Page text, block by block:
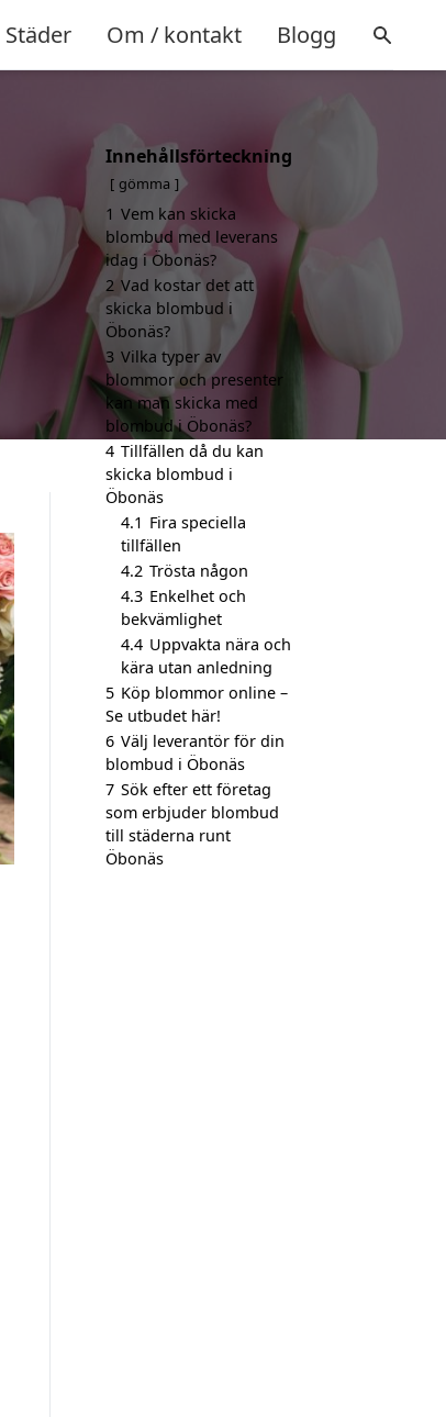
Städer Om / kontakt Blogg
Innehållsförteckning
gömma
1 Vem kan skicka
blombud med leverans
idag i Öbonäs?
2 Vad kostar det att
skicka blombud i
Öbonäs?
3 Vilka typer av
blommor och presenter
kan man skicka med
blombud i Öbonäs?
4 Tillfällen då du kan
skicka blombud i
Öbonäs
4.1 Fira speciella
tillfällen
4.2 Trösta någon
4.3 Enkelhet och
bekvämlighet
4.4 Uppvakta nära och
kära utan anledning
5 Köp blommor online –
Se utbudet här!
6 Välj leverantör för din
blombud i Öbonäs
7 Sök efter ett företag
som erbjuder blombud
till städerna runt
Öbonäs